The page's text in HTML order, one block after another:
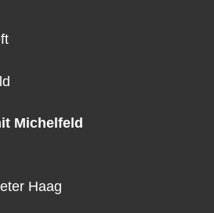
Michelfeld
Haag